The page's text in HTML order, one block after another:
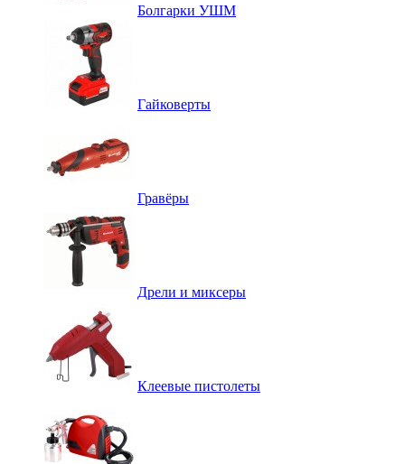
Болгарки УШМ
Гайковерты
Гравёры
Дрели и миксеры
Клеевые пистолеты